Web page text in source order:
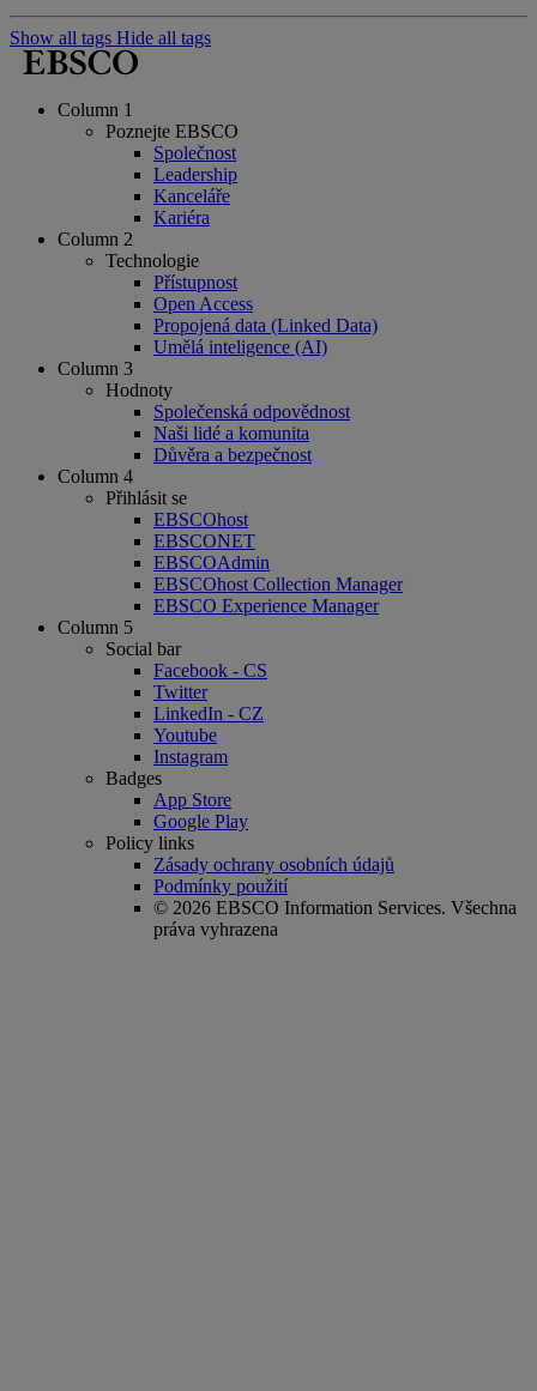
Show all tags Hide all tags
Column 1
Poznejte EBSCO
Společnost
Leadership
Kanceláře
Kariéra
Column 2
Technologie
Přístupnost
Open Access
Propojená data (Linked Data)
Umělá inteligence (AI)
Column 3
Hodnoty
Společenská odpovědnost
Naši lidé a komunita
Důvěra a bezpečnost
Column 4
Přihlásit se
EBSCOhost
EBSCONET
EBSCOAdmin
EBSCOhost Collection Manager
EBSCO Experience Manager
Column 5
Social bar
Facebook - CS
Twitter
LinkedIn - CZ
Youtube
Instagram
Badges
App Store
Google Play
Policy links
Zásady ochrany osobních údajů
Podmínky použití
© 2026 EBSCO Information Services. Všechna
práva vyhrazena